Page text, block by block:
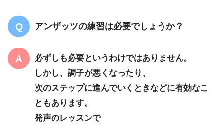
アンザッツの練習は必要でしょうか？
必ずしも必要というわけではありません。
しかし、調子が悪くなったり、
次のステップに進んでいくときなどに有効なこ
ともあります。
発声のレッスンで